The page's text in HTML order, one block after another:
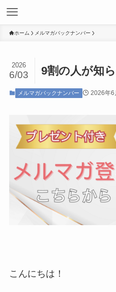
ホーム メルマガバックナンバー
9割の人が知
2026
6/03
メルマガバックナンバー 2026年6
こんにちは！